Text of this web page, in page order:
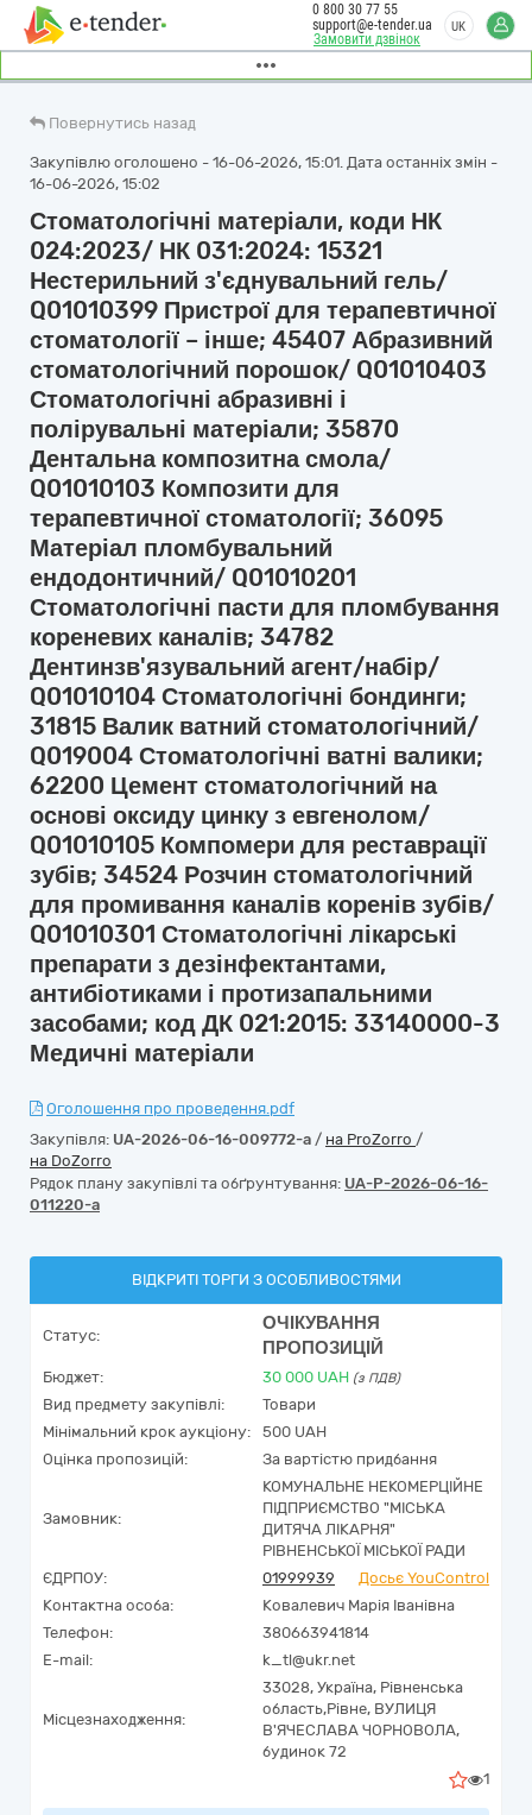
Замовити дзвінок
0 800 30 77 55
support@e-tender.ua
UK
Повернутись назад
Закупівлю оголошено - 16-06-2026, 15:01. Дата останніх змін -
16-06-2026, 15:02
Стоматологічні матеріали, коди НК
024:2023/ НК 031:2024: 15321
Нестерильний з'єднувальний гель/
Q01010399 Пристрої для терапевтичної
стоматології – інше; 45407 Абразивний
стоматологічний порошок/ Q01010403
Стоматологічні абразивні і
полірувальні матеріали; 35870
Дентальна композитна смола/
Q01010103 Композити для
терапевтичної стоматології; 36095
Матеріал пломбувальний
ендодонтичний/ Q01010201
Стоматологічні пасти для пломбування
кореневих каналів; 34782
Дентинзв'язувальний агент/набір/
Q01010104 Стоматологічні бондинги;
31815 Валик ватний стоматологічний/
Q019004 Стоматологічні ватні валики;
62200 Цемент стоматологічний на
основі оксиду цинку з евгенолом/
Q01010105 Компомери для реставрації
зубів; 34524 Розчин стоматологічний
для промивання каналів коренів зубів/
Q01010301 Стоматологічні лікарські
препарати з дезінфектантами,
антибіотиками і протизапальними
засобами; код ДК 021:2015: 33140000-3
Медичні матеріали
Оголошення про проведення.pdf
Закупівля: UA-2026-06-16-009772-a / на ProZorro /
на DoZorro
Рядок плану закупівлі та обґрунтування: UA-P-2026-06-16-
011220-a
ВІДКРИТІ ТОРГИ З ОСОБЛИВОСТЯМИ
Статус:
ОЧІКУВАННЯ
ПРОПОЗИЦІЙ
Бюджет: 30 000 UAH (з ПДВ)
Вид предмету закупівлі:
Товари
Мінімальний крок аукціону:
500 UAH
Оцінка пропозицій:
За вартістю придбання
Замовник:
КОМУНАЛЬНЕ НЕКОМЕРЦІЙНЕ
ПІДПРИЄМСТВО "МІСЬКА
ДИТЯЧА ЛІКАРНЯ"
РІВНЕНСЬКОЇ МІСЬКОЇ РАДИ
ЄДРПОУ:
01999939
Досьє YouControl
Контактна особа:
Ковалевич Марія Іванівна
Телефон:
380663941814
E-mail:
k_tl@ukr.net
Місцезнаходження:
33028, Україна, Рівненська
область,Рівне, ВУЛИЦЯ
В'ЯЧЕСЛАВА ЧОРНОВОЛА,
будинок 72
1